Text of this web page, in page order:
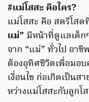
#แม่โสสะ คือใคร?
แม่โสสะ คือ สตรีโส
แม่” มีหน้าที่ดูแลเด็ก
จาก “แม่” ทั่วไป อา
ต้องอุทิศชีวิตเพื่อมอ
เงื่อนไข ก่อเกิดเป็น
หว่างแม่โสสะกับลูกโ